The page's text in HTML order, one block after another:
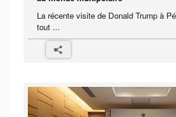
La récente visite de Donald Trump à
tout ...